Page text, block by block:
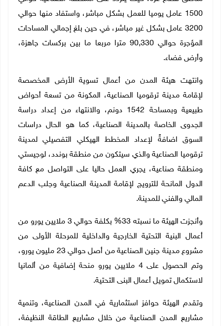
1500 عامل يوميا للعمل بشكل مباشر، واستفاد منها حوالي
3200 عامل بشكل غير مباشر، في حين بلغ إجمالي المساحات
المؤجرة حوالي 90,330 مترا مربعا ما بين بركسات جاهزة،
وأرض فضاء.
وانتهت هيئة المدن من أعمال تسوية الأرض المخصصة
لإقامة مدينة ترقوميا الصناعية، المكونة من تسعة أحواض
طبيعية وبمساحة 1542 دونم، والانتهاء من إعداد دراسة
الجدوى الخاصة بالمدينة الصناعية، كما هو الحال دراسات
السوق اضافةً لإعداد المخطط الهيكلي التفصيلي لمدينة
ترقوميا الصناعية والذي سيتكون من منطقة بوندد، لوجيستي
ومنطقة صناعية، يجري العمل حاليا على التواصل مع كافة
الدول المانحة للترويج لإقامة المدينة الصناعية وجلب الدعم
المالي والفني للمدينة.
وأنجزت الهيئة ما نسبته 33% بكلفة حوالي 3 ملايين يورو من
أعمال البنية التحتية الخارجية والداخلية للمرحلة الأولى من
مشروع مدينة جنين الصناعية من أصل حوالي 23 مليون يورو،
وتم الحصول على 4 ملايين يورو منحة إضافية من ألمانيا
لاستكمال تمويل أعمال البنى التحتية.
وتقدم الهيئة حوافز استثمارية في المدن الصناعية، وتنمية
مشاريع المدن الصناعية من خلال مشاريع الطاقة النظيفة،